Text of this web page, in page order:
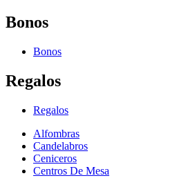
Bonos
Bonos
Regalos
Regalos
Alfombras
Candelabros
Ceniceros
Centros De Mesa